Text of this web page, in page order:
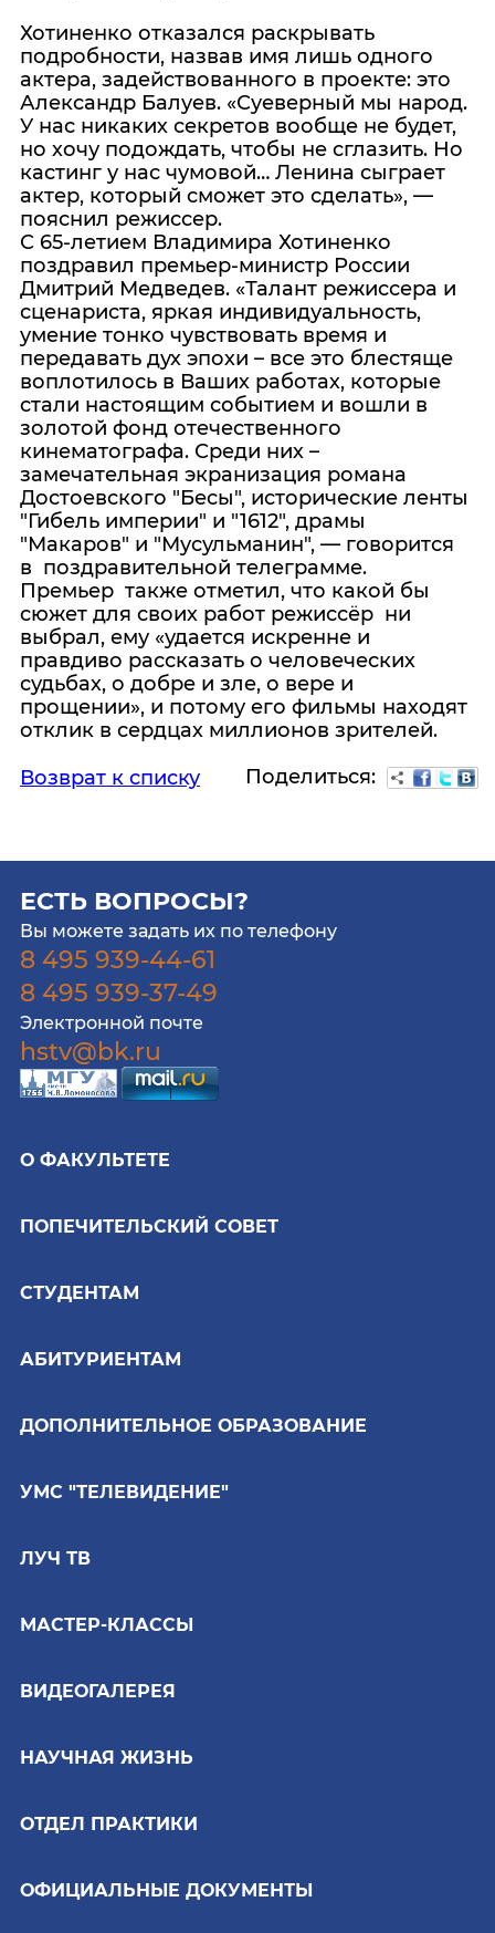
Хотиненко отказался раскрывать
подробности, назвав имя лишь одного
актера, задействованного в проекте: это
Александр Балуев. «Суеверный мы народ.
У нас никаких секретов вообще не будет,
но хочу подождать, чтобы не сглазить. Но
кастинг у нас чумовой… Ленина сыграет
актер, который сможет это сделать», —
пояснил режиссер.
С 65-летием Владимира Хотиненко
поздравил премьер-министр России
Дмитрий Медведев. «Талант режиссера и
сценариста, яркая индивидуальность,
умение тонко чувствовать время и
передавать дух эпохи – все это блестяще
воплотилось в Ваших работах, которые
стали настоящим событием и вошли в
золотой фонд отечественного
кинематографа. Среди них –
замечательная экранизация романа
Достоевского "Бесы", исторические ленты
"Гибель империи" и "1612", драмы
"Макаров" и "Мусульманин", — говорится
в поздравительной телеграмме.
Премьер также отметил, что какой бы
сюжет для своих работ режиссёр ни
выбрал, ему «удается искренне и
правдиво рассказать о человеческих
судьбах, о добре и зле, о вере и
прощении», и потому его фильмы находят
отклик в сердцах миллионов зрителей.
Возврат к списку
Поделиться:
ЕСТЬ ВОПРОСЫ?
Вы можете задать их по телефону
8 495 939-44-61
8 495 939-37-49
Электронной почте
hstv@bk.ru
О ФАКУЛЬТЕТЕ
ПОПЕЧИТЕЛЬСКИЙ СОВЕТ
СТУДЕНТАМ
АБИТУРИЕНТАМ
ДОПОЛНИТЕЛЬНОЕ ОБРАЗОВАНИЕ
УМС "ТЕЛЕВИДЕНИЕ"
ЛУЧ ТВ
МАСТЕР-КЛАССЫ
ВИДЕОГАЛЕРЕЯ
НАУЧНАЯ ЖИЗНЬ
ОТДЕЛ ПРАКТИКИ
ОФИЦИАЛЬНЫЕ ДОКУМЕНТЫ